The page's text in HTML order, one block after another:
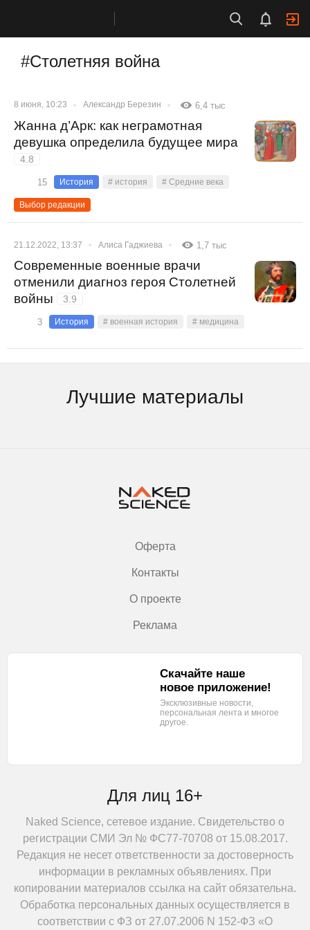
#Столетняя война
8 июня, 10:23 Александр Березин 6,4 тыс
Жанна д’Арк: как неграмотная
девушка определила будущее мира
4.8
15 История # история # Средние века
Выбор редакции
21.12.2022, 13:37 Алиса Гаджиева 1,7 тыс
Современные военные врачи
отменили диагноз героя Столетней
войны
3.9
3 История # военная история # медицина
Лучшие материалы
Оферта
Контакты
О проекте
Реклама
Для лиц 16+
Naked Science, сетевое издание. Свидетельство о
регистрации СМИ Эл № ФС77-70708 от 15.08.2017.
Редакция не несет ответственности за достоверность
информации в рекламных объявлениях. При
копировании материалов ссылка на сайт обязательна.
Обработка персональных данных осуществляется в
соответствии с ФЗ от 27.07.2006 N 152-ФЗ «О
Скачайте наше
новое приложение!
Эксклюзивные новости,
персональная лента и многое
другое.